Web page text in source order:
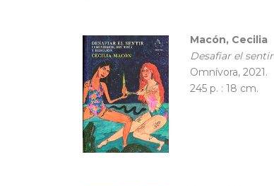
Macón, Cecilia
Desafiar el
Omnívora, 2021.
245 p. : 18 cm.